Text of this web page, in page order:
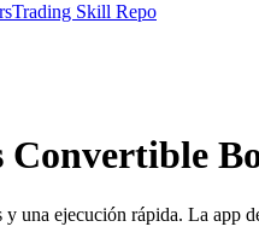
Trading Skill Repo
Convertible
una ejecución rápida. La app